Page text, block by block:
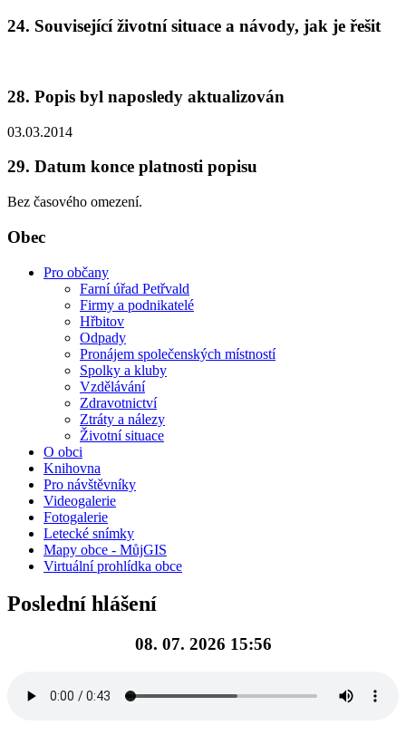
24. Související životní situace a návody, jak je řešit
28. Popis byl naposledy aktualizován
03.03.2014
29. Datum konce platnosti popisu
Bez časového omezení.
Obec
Pro občany
Farní úřad Petřvald
Firmy a podnikatelé
Hřbitov
Odpady
Pronájem společenských místností
Spolky a kluby
Vzdělávání
Zdravotnictví
Ztráty a nálezy
Životní situace
O obci
Knihovna
Pro návštěvníky
Videogalerie
Fotogalerie
Letecké snímky
Mapy obce - MůjGIS
Virtuální prohlídka obce
Poslední hlášení
08. 07. 2026 15:56